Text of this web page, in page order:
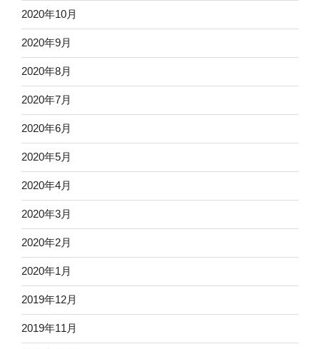
2020年10月
2020年9月
2020年8月
2020年7月
2020年6月
2020年5月
2020年4月
2020年3月
2020年2月
2020年1月
2019年12月
2019年11月